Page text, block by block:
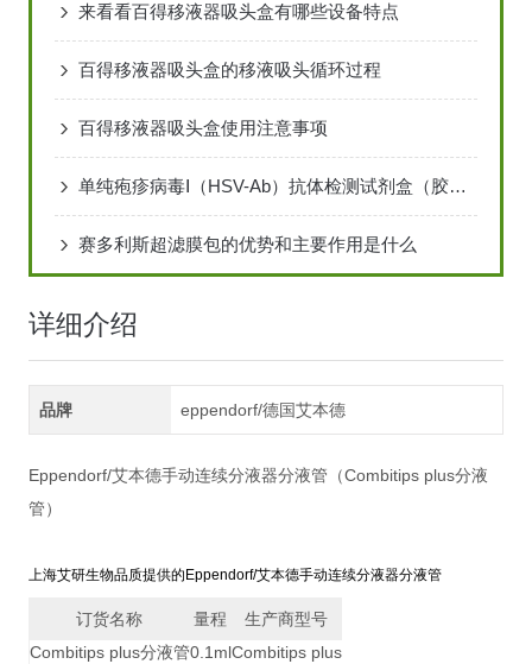
来看看百得移液器吸头盒有哪些设备特点
百得移液器吸头盒的移液吸头循环过程
百得移液器吸头盒使用注意事项
单纯疱疹病毒Ⅰ（HSV-Ab）抗体检测试剂盒（胶体金法）说 明 书
赛多利斯超滤膜包的优势和主要作用是什么
详细介绍
品牌 eppendorf/德国艾本德
Eppendorf/艾本德手动连续分液器分液管（Combitips plus分液
管）
上海艾研生物品质提供的Eppendorf/艾本德手动连续分液器分液管
订货名称 量程
生产商型号
Combitips plus分液管0.1mlCombitips plus